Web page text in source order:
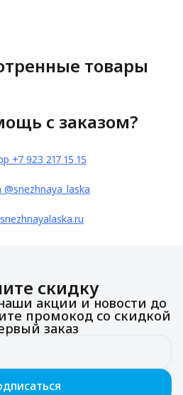
товары
с заказом?
+7 923 217 15 15
@snezhnaya_laska
скидку
акции и новости до
промокод со скидкой
заказ